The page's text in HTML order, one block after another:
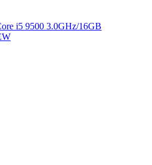
i5 9500 3.0GHz/16GB